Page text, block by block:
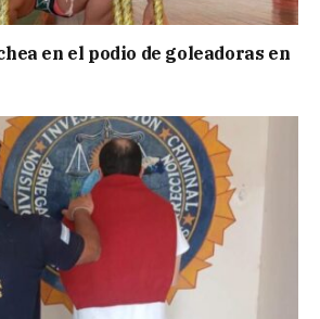
en el podio de goleadoras en